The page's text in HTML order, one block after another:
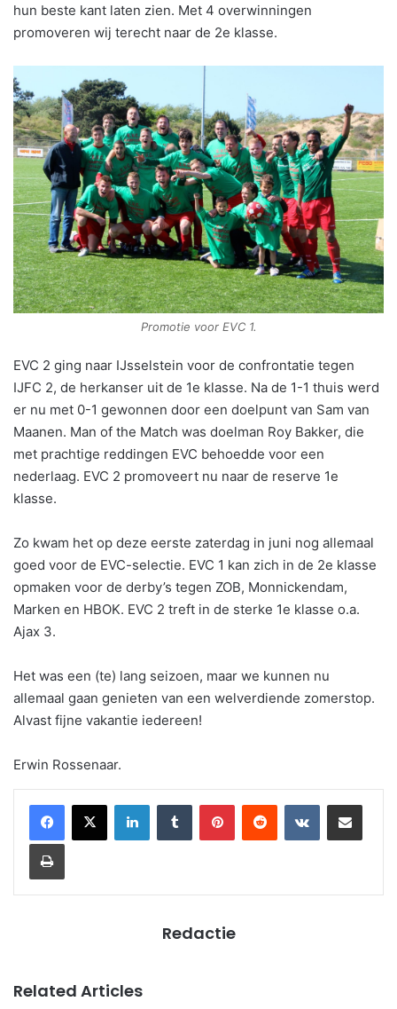
hun beste kant laten zien. Met 4 overwinningen
promoveren wij terecht naar de 2e klasse.
Promotie voor EVC 1.
EVC 2 ging naar IJsselstein voor de confrontatie tegen
IJFC 2, de herkanser uit de 1e klasse. Na de 1-1 thuis werd
er nu met 0-1 gewonnen door een doelpunt van Sam van
Maanen. Man of the Match was doelman Roy Bakker, die
met prachtige reddingen EVC behoedde voor een
nederlaag. EVC 2 promoveert nu naar de reserve 1e
klasse.
Zo kwam het op deze eerste zaterdag in juni nog allemaal
goed voor de EVC-selectie. EVC 1 kan zich in de 2e klasse
opmaken voor de derby’s tegen ZOB, Monnickendam,
Marken en HBOK. EVC 2 treft in de sterke 1e klasse o.a.
Ajax 3.
Het was een (te) lang seizoen, maar we kunnen nu
allemaal gaan genieten van een welverdiende zomerstop.
Alvast fijne vakantie iedereen!
Erwin Rossenaar.
LinkedInTumblr PinterestReddit VKontakteShare via Email
Print
Redactie
Related Articles